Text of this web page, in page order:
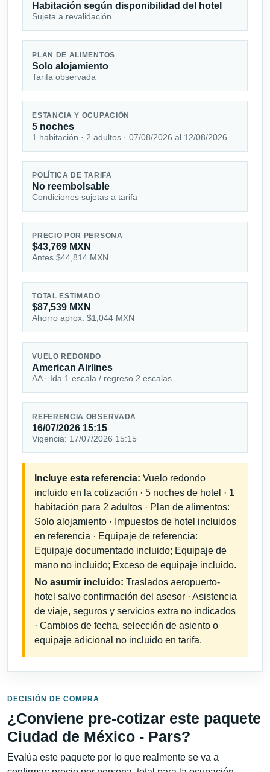
Habitación según disponibilidad del hotel
Sujeta a revalidación
PLAN DE ALIMENTOS
Solo alojamiento
Tarifa observada
ESTANCIA Y OCUPACIÓN
5 noches
1 habitación · 2 adultos · 07/08/2026 al 12/08/2026
POLÍTICA DE TARIFA
No reembolsable
Condiciones sujetas a tarifa
PRECIO POR PERSONA
$43,769 MXN
Antes $44,814 MXN
TOTAL ESTIMADO
$87,539 MXN
Ahorro aprox. $1,044 MXN
VUELO REDONDO
American Airlines
AA · Ida 1 escala / regreso 2 escalas
REFERENCIA OBSERVADA
16/07/2026 15:15
Vigencia: 17/07/2026 15:15
Incluye esta referencia: Vuelo redondo
incluido en la cotización · 5 noches de hotel · 1
habitación para 2 adultos · Plan de alimentos:
Solo alojamiento · Impuestos de hotel incluidos
en referencia · Equipaje de referencia:
Equipaje documentado incluido; Equipaje de
mano no incluido; Exceso de equipaje incluido.
No asumir incluido: Traslados aeropuerto-
hotel salvo confirmación del asesor · Asistencia
de viaje, seguros y servicios extra no indicados
· Cambios de fecha, selección de asiento o
equipaje adicional no incluido en tarifa.
DECISIÓN DE COMPRA
¿Conviene pre-cotizar este paquete
Ciudad de México - Pars?
Evalúa este paquete por lo que realmente se va a